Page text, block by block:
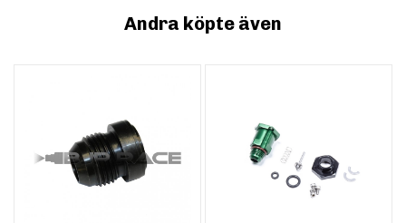
Andra köpte även